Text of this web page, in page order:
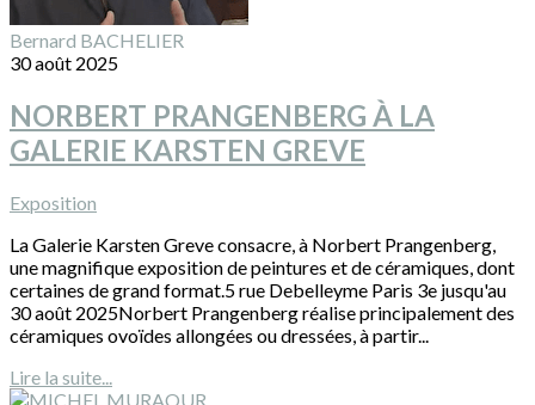
Bernard BACHELIER
30 août 2025
NORBERT PRANGENBERG À LA
GALERIE KARSTEN GREVE
Exposition
La Galerie Karsten Greve consacre, à Norbert Prangenberg,
une magnifique exposition de peintures et de céramiques, dont
certaines de grand format.5 rue Debelleyme Paris 3e jusqu'au
30 août 2025Norbert Prangenberg réalise principalement des
céramiques ovoïdes allongées ou dressées, à partir...
Lire la suite...